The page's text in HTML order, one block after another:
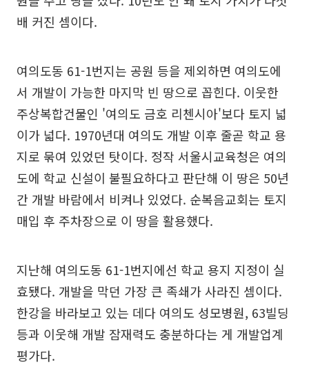
배 커진 셈이다.
여의도동 61-1번지는 공원 등을 제외하면 여의도에
서 개발이 가능한 마지막 빈 땅으로 꼽힌다. 이웃한
주상복합건물인 '여의도 금호 리첸시아'보다 토지 넓
이가 넓다. 1970년대 여의도 개발 이후 줄곧 학교 용
지로 묶여 있었던 탓이다. 정작 서울시교육청은 여의
도에 학교 신설이 불필요하다고 판단해 이 땅은 50년
간 개발 바람에서 비켜나 있었다. 순복음교회는 토지
매입 후 주차장으로 이 땅을 활용했다.
지난해 여의도동 61-1번지에선 학교 용지 지정이 실
효됐다. 개발을 막던 가장 큰 족쇄가 사라진 셈이다.
한강을 바라보고 있는 데다 여의도 성모병원, 63빌딩
등과 이웃해 개발 잠재력도 충분하다는 게 개발업계
평가다.